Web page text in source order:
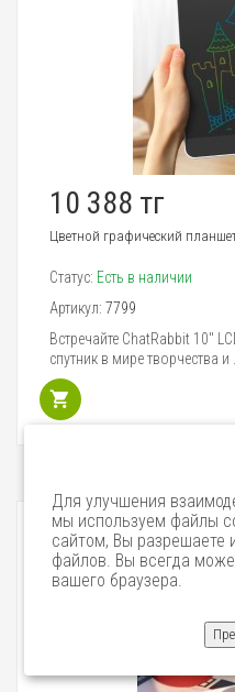
10 388 тг
Цветной графический
Статус: Есть в наличии
Артикул: 7799
Встречайте ChatRabbit 10"
спутник в мире творчества и ..
Для улучшения
мы используем файлы
сайтом, Вы разрешаете
файлов. Вы всегда
вашего браузера.